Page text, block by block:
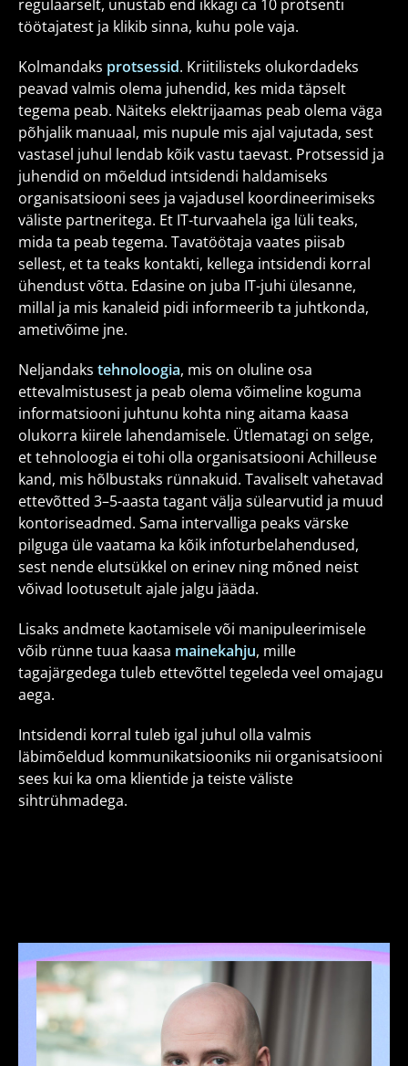
regulaarselt, unustab end ikkagi ca 10 protsenti
töötajatest ja klikib sinna, kuhu pole vaja.
Kolmandaks protsessid. Kriitilisteks olukordadeks
peavad valmis olema juhendid, kes mida täpselt
tegema peab. Näiteks elektrijaamas peab olema väga
põhjalik manuaal, mis nupule mis ajal vajutada, sest
vastasel juhul lendab kõik vastu taevast. Protsessid ja
juhendid on mõeldud intsidendi haldamiseks
organisatsiooni sees ja vajadusel koordineerimiseks
väliste partneritega. Et IT-turvaahela iga lüli teaks,
mida ta peab tegema. Tavatöötaja vaates piisab
sellest, et ta teaks kontakti, kellega intsidendi korral
ühendust võtta. Edasine on juba IT-juhi ülesanne,
millal ja mis kanaleid pidi informeerib ta juhtkonda,
ametivõime jne.
Neljandaks tehnoloogia, mis on oluline osa
ettevalmistusest ja peab olema võimeline koguma
informatsiooni juhtunu kohta ning aitama kaasa
olukorra kiirele lahendamisele. Ütlematagi on selge,
et tehnoloogia ei tohi olla organisatsiooni Achilleuse
kand, mis hõlbustaks rünnakuid. Tavaliselt vahetavad
ettevõtted 3–5-aasta tagant välja sülearvutid ja muud
kontoriseadmed. Sama intervalliga peaks värske
pilguga üle vaatama ka kõik infoturbelahendused,
sest nende elutsükkel on erinev ning mõned neist
võivad lootusetult ajale jalgu jääda.
Lisaks andmete kaotamisele või manipuleerimisele
võib rünne tuua kaasa mainekahju, mille
tagajärgedega tuleb ettevõttel tegeleda veel omajagu
aega.
Intsidendi korral tuleb igal juhul olla valmis
läbimõeldud kommunikatsiooniks nii organisatsiooni
sees kui ka oma klientide ja teiste väliste
sihtrühmadega.